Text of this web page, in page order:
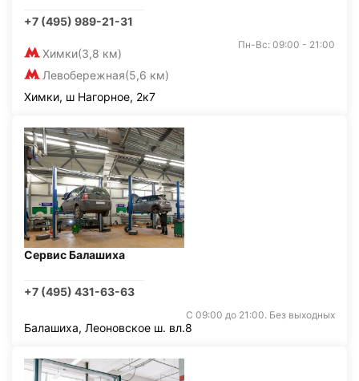
+7 (495) 989-21-31
Химки(3,8 км)
Левобережная(5,6 км)
Пн-Вс: 09:00 - 21:00
Химки, ш Нагорное, 2к7
Сервис Балашиха
+7 (495) 431-63-63
С 09:00 до 21:00. Без выходных
Балашиха, Леоновское ш. вл.8